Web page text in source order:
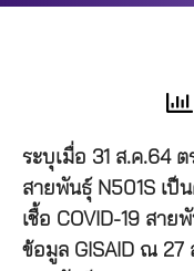
ระบุเมื่อ 31 ส.ค.64
สายพันธุ์ N501S เ
เชื้อ COVID-19 สา
ข้อมูล GISAID ณ 27